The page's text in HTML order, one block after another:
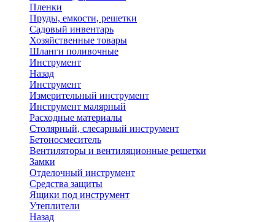
Пленки
Пруды, емкости, решетки
Садовый инвентарь
Хозяйственные товары
Шланги поливочные
Инструмент
Назад
Инструмент
Измерительный инструмент
Инструмент малярный
Расходные материалы
Столярный, слесарный инструмент
Бетоносмеситель
Вентиляторы и вентиляционные решетки
Замки
Отделочный инструмент
Средства защиты
Ящики под инструмент
Утеплители
Назад